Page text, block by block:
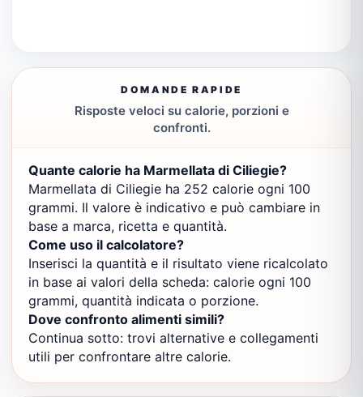
DOMANDE RAPIDE
Risposte veloci su calorie, porzioni e
confronti.
Quante calorie ha Marmellata di Ciliegie?
Marmellata di Ciliegie ha 252 calorie ogni 100
grammi. Il valore è indicativo e può cambiare in
base a marca, ricetta e quantità.
Come uso il calcolatore?
Inserisci la quantità e il risultato viene ricalcolato
in base ai valori della scheda: calorie ogni 100
grammi, quantità indicata o porzione.
Dove confronto alimenti simili?
Continua sotto: trovi alternative e collegamenti
utili per confrontare altre calorie.